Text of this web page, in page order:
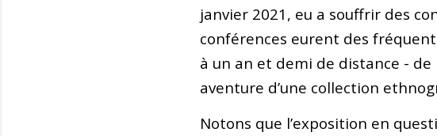
janvier 2021, eu a souffrir des
conférences eurent des
à un an et demi de distance - de
aventure d’une collection
Notons que l’exposition en